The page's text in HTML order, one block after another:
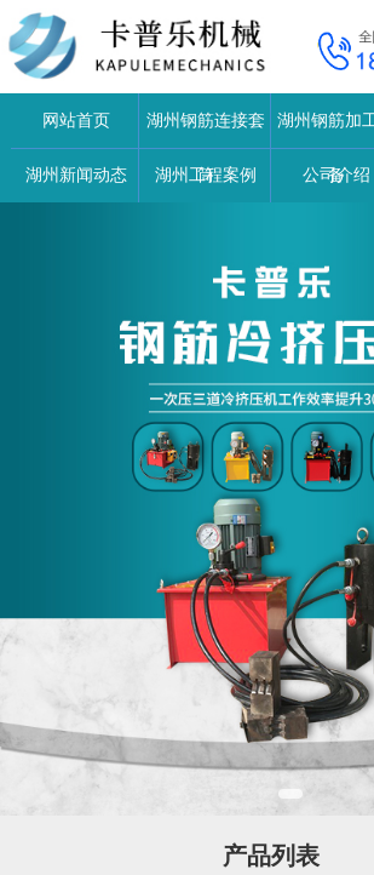
网站首页 湖州钢筋连接套
筒
湖州钢筋加
备
湖州新闻动态 湖州工程案例 公司介绍
产品列表